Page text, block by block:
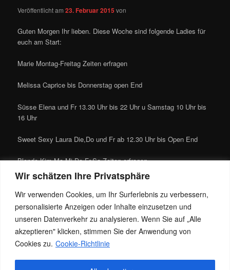
Wir schätzen Ihre Privatsphäre
Wir verwenden Cookies, um Ihr Surferlebnis zu verbessern,
personalisierte Anzeigen oder Inhalte einzusetzen und
unseren Datenverkehr zu analysieren. Wenn Sie auf „Alle
akzeptieren" klicken, stimmen Sie der Anwendung von
Cookies zu. Cookie-Richtlinie
Veröffentlicht am23. Februar 2015 von
Guten Morgen Ihr lieben. Diese Woche sind folgende Ladies für
euch am Start:
Marie Montag-Freitag Zeiten erfragen
Melissa Caprice bis Donnerstag open End
Süsse Elena und Fr 13.30 Uhr bis 22 Uhr u Samstag 10 Uhr bis
16 Uhr
Sweet Sexy Laura Die,Do und Fr ab 12.30 Uhr bis Open End
Blonde Kim Mo,Mi,Do,Fr,Sa Zeiten erfragen
Leonie Mo bis Fr zu Zeiten erfragen
JackyunterAllgemein